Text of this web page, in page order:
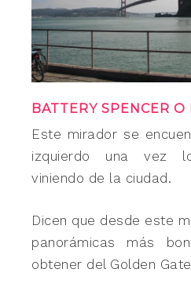
BATTERY SPENCER
Este mirador se
izquierdo una vez
viniendo de la ciudad.
Dicen que desde este
panorámicas más
obtener del Golden